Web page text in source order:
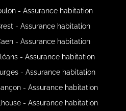
- Assurance habitation
- Assurance habitation
- Assurance habitation
- Assurance habitation
- Assurance habitation
- Assurance habitation
- Assurance habitation